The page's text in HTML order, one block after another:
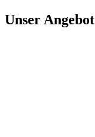
Unser Angebot